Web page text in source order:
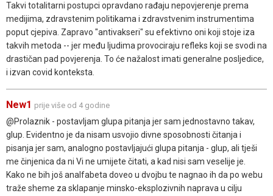
Takvi totalitarni postupci opravdano rađaju nepovjerenje prema
medijima, zdravstenim politikama i zdravstvenim instrumentima
poput cjepiva. Zapravo "antivakseri" su efektivno oni koji stoje iza
takvih metoda -- jer među ljudima provociraju refleks koji se svodi na
drastičan pad povjerenja. To će nažalost imati generalne posljedice,
i izvan covid konteksta.
New1 prije više od 4 godine
@Prolaznik - postavljam glupa pitanja jer sam jednostavno takav,
glup. Evidentno je da nisam usvojio divne sposobnosti čitanja i
pisanja jer sam, analogno postavljajući glupa pitanja - glup, ali tješi
me činjenica da ni Vi ne umijete čitati, a kad nisi sam veselije je.
Kako ne bih još analfabeta doveo u dvojbu te nagnao ih da po webu
traže sheme za sklapanje minsko-eksplozivnih naprava u cilju